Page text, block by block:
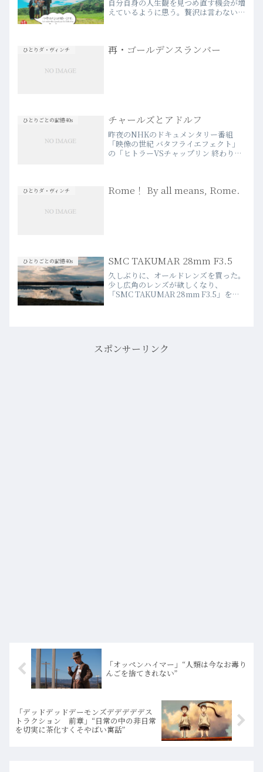
自分自身の人生観を見つめ直す機会が増
えているように思う。贅沢は言わない
していきたい。今年の目…more
ひとりダ・ヴィンチ 再・ゴールデンスランバー
ひとりごとの記憶40s チャールズとアドルフ
昨夜のNHKのドキュメンタリー番組
「映像の世紀 バタフライエフェクト」
の「ヒトラーVSチャップリン 終わりな
宿命。まったく正反対の思…more
ひとりダ・ヴィンチ Rome！ By all means, Rome.
ひとりごとの記憶40s SMC TAKUMAR 28mm F3.5
久しぶりに、オールドレンズを買った。
少し広角のレンズが欲しくなり、
「SMC TAKUMAR 28mm F3.5」をメ
スポンサーリンク
「オッペンハイマー」“人類は今なお毒り
んごを捨てきれない”
「デッドデッドデーモンズデデデデデス
トラクション 前章」“日常の中の非日常
を切実に茶化すくそやばい寓話”